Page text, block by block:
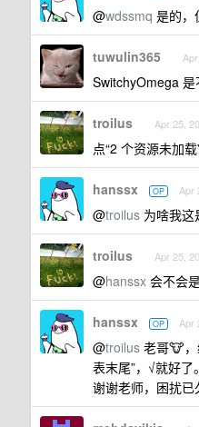
@wdssmq 是的，
tuwulin365
SwitchyOmega 是
troilus Apr 25,
点“2 个资源未加
hanssx OP Apr
@troilus 为啥我这
troilus Apr 25,
@hanssx 会不会
hanssx OP Apr
@troilus 老哥🐮，
表末尾”，√就好了。
谢谢老师，困扰已